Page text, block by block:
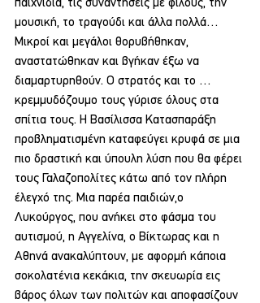
παιχνίδια, τις συναντήσεις με φίλους, την
μουσική, το τραγούδι και άλλα πολλά…
Μικροί και μεγάλοι θορυβήθηκαν,
αναστατώθηκαν και βγήκαν έξω να
διαμαρτυρηθούν. Ο στρατός και το …
κρεμμυδόζουμο τους γύρισε όλους στα
σπίτια τους. Η Βασίλισσα Κατασπαράξη
προβληματισμένη καταφεύγει κρυφά σε μια
πιο δραστική και ύπουλη λύση που θα φέρει
τους Γαλαζοπολίτες κάτω από τον πλήρη
έλεγχό της. Μια παρέα παιδιών,ο
Λυκούργος, που ανήκει στο φάσμα του
αυτισμού, η Αγγελίνα, ο Βίκτωρας και η
Αθηνά ανακαλύπτουν, με αφορμή κάποια
σοκολατένια κεκάκια, την σκευωρία εις
βάρος όλων των πολιτών και αποφασίζουν